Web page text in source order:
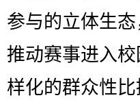
参与的立体生态
推动赛事进入
样化的群众性